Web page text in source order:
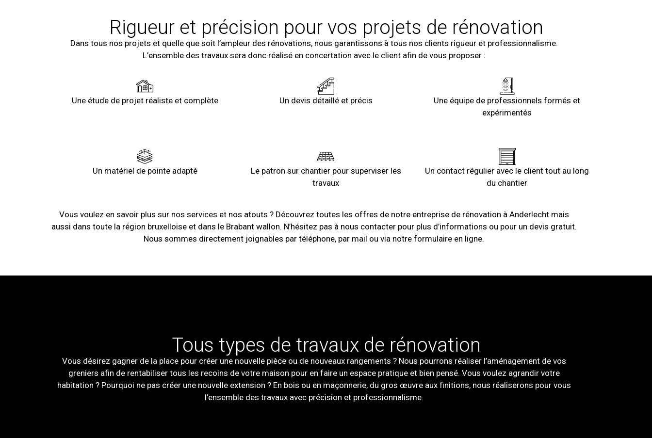
Rigueur et précision pour vos projets de rénovation
Dans tous nos projets et quelle que soit l’ampleur des rénovations, nous garantissons à tous nos clients rigueur et professionnalisme.
L’ensemble des travaux sera donc réalisé en concertation avec le client afin de vous proposer :
Une étude de projet réaliste et complète Un devis détaillé et précis
Une équipe de professionnels formés et
expérimentés
Un matériel de pointe adapté
Le patron sur chantier pour superviser les
travaux
Un contact régulier avec le client tout au long
du chantier
Vous voulez en savoir plus sur nos services et nos atouts ? Découvrez toutes les offres de notre entreprise de rénovation à Anderlecht mais
aussi dans toute la région bruxelloise et dans le Brabant wallon. N’hésitez pas à nous contacter pour plus d’informations ou pour un devis gratuit.
Nous sommes directement joignables par téléphone, par mail ou via notre formulaire en ligne.
Tous types de travaux de rénovation
Vous désirez gagner de la place pour créer une nouvelle pièce ou de nouveaux rangements ? Nous pourrons réaliser l’aménagement de vos
greniers afin de rentabiliser tous les recoins de votre maison pour en faire un espace pratique et bien pensé. Vous voulez agrandir votre
habitation ? Pourquoi ne pas créer une nouvelle extension ? En bois ou en maçonnerie, du gros œuvre aux finitions, nous réaliserons pour vous
l’ensemble des travaux avec précision et professionnalisme.